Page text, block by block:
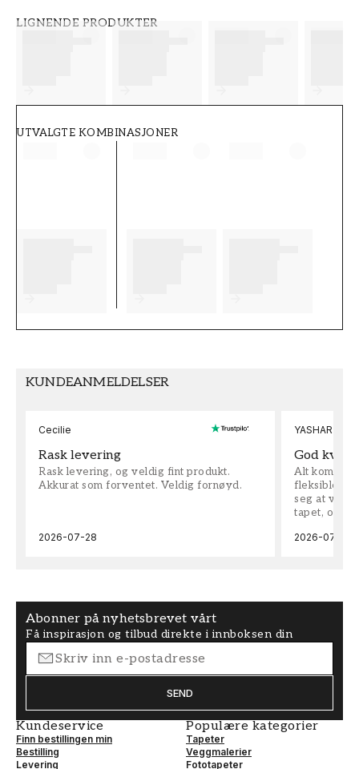
LIGNENDE PRODUKTER
UTVALGTE KOMBINASJONER
KUNDEANMELDELSER
Cecilie
Rask levering
Rask levering, og veldig fint produkt.
Akkurat som forventet. Veldig fornøyd.
2026-07-28
YASHAR
God
Alt kom
fleksible på
seg at vi
tapet, og
2026-07-04
Abonner på nyhetsbrevet vårt
Få inspirasjon og tilbud direkte i innboksen din
SEND
Kundeservice
Finn bestillingen min
Bestilling
Levering
Populære kategorier
Tapeter
Veggmalerier
Fototapeter